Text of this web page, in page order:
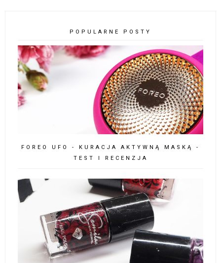
POPULARNE POSTY
FOREO UFO - KURACJA AKTYWNĄ MASKĄ -
TEST I RECENZJA